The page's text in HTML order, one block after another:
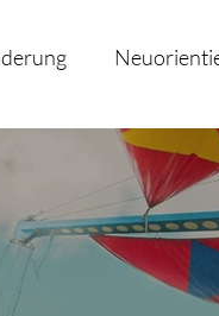
Berufung